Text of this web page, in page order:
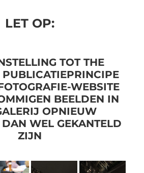
LET OP:
TOT THE
PUBLICATIEPRINCIPE
WEBSITE
BEELDEN IN
OPNIEUW
WEL GEKANTELD
ZIJN